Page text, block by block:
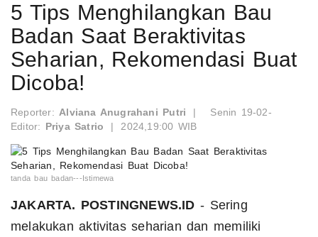
5 Tips Menghilangkan Bau
Badan Saat Beraktivitas
Seharian, Rekomendasi Buat
Dicoba!
Reporter:Alviana Anugrahani Putri
|
Editor: Priya Satrio |
Senin 19-02-
2024,19:00 WIB
tanda bau badan---Istimewa
JAKARTA. POSTINGNEWS.ID - Sering
melakukan aktivitas seharian dan memiliki